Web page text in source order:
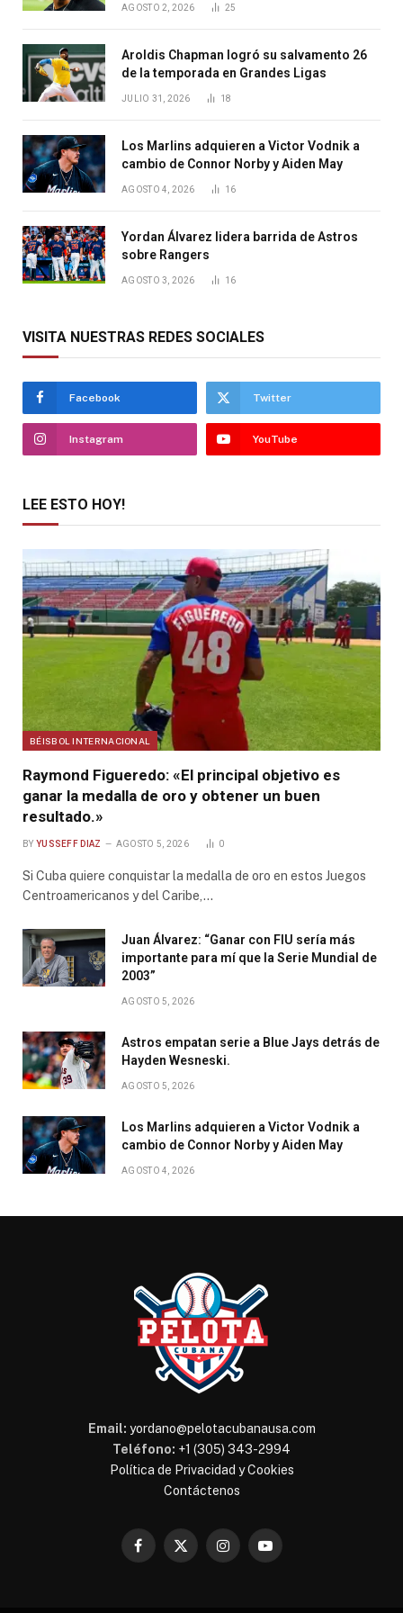
AGOSTO 2, 2026 25
Aroldis Chapman logró su salvamento 26
de la temporada en Grandes Ligas
JULIO 31, 2026 18
Los Marlins adquieren a Victor Vodnik a
cambio de Connor Norby y Aiden May
AGOSTO 4, 2026 16
Yordan Álvarez lidera barrida de Astros
sobre Rangers
AGOSTO 3, 2026 16
VISITA NUESTRAS REDES SOCIALES
Facebook Twitter
Instagram YouTube
LEE ESTO HOY!
BÉISBOL INTERNACIONAL
Raymond Figueredo: «El principal objetivo es
ganar la medalla de oro y obtener un buen
resultado.»
BY YUSSEFF DIAZ AGOSTO 5, 2026 0
Si Cuba quiere conquistar la medalla de oro en estos Juegos
Centroamericanos y del Caribe,…
Juan Álvarez: “Ganar con FIU sería más
importante para mí que la Serie Mundial de
2003”
AGOSTO 5, 2026
Astros empatan serie a Blue Jays detrás de
Hayden Wesneski.
AGOSTO 5, 2026
Los Marlins adquieren a Victor Vodnik a
cambio de Connor Norby y Aiden May
AGOSTO 4, 2026
Email: yordano@pelotacubanausa.com
Teléfono: +1 (305) 343-2994
Política de Privacidad y Cookies
Contáctenos
Facebook
X
InstagramYouTube